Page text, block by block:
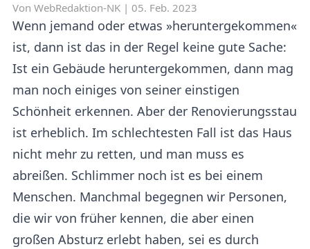
Von WebRedaktion-NK | 05. Feb. 2023
Wenn jemand oder etwas »heruntergekommen«
ist, dann ist das in der Regel keine gute Sache:
Ist ein Gebäude heruntergekommen, dann mag
man noch einiges von seiner einstigen
Schönheit erkennen. Aber der Renovierungsstau
ist erheblich. Im schlechtesten Fall ist das Haus
nicht mehr zu retten, und man muss es
abreißen. Schlimmer noch ist es bei einem
Menschen. Manchmal begegnen wir Personen,
die wir von früher kennen, die aber einen
großen Absturz erlebt haben, sei es durch